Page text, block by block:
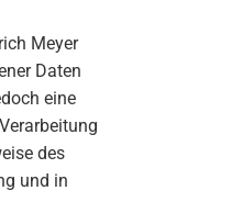
Meyer
Daten
eine
des
und in